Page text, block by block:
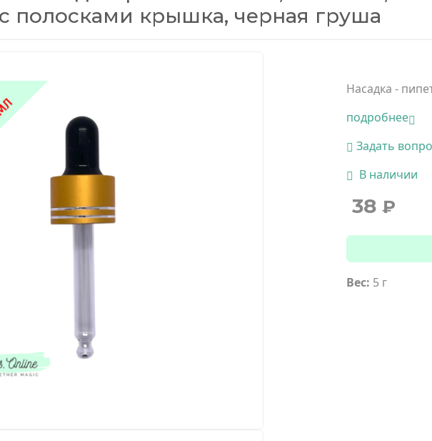
полосками крышка, черная груша
Насадка -
подробнее
Задать
В наличии
38 ₽
Вес: 5 г